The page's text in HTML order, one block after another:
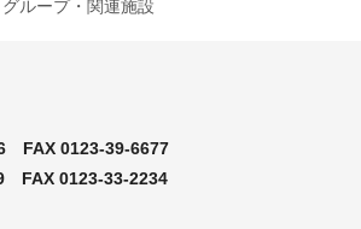
グループ・関連施設
FAX 0123-39-6677
FAX 0123-33-2234